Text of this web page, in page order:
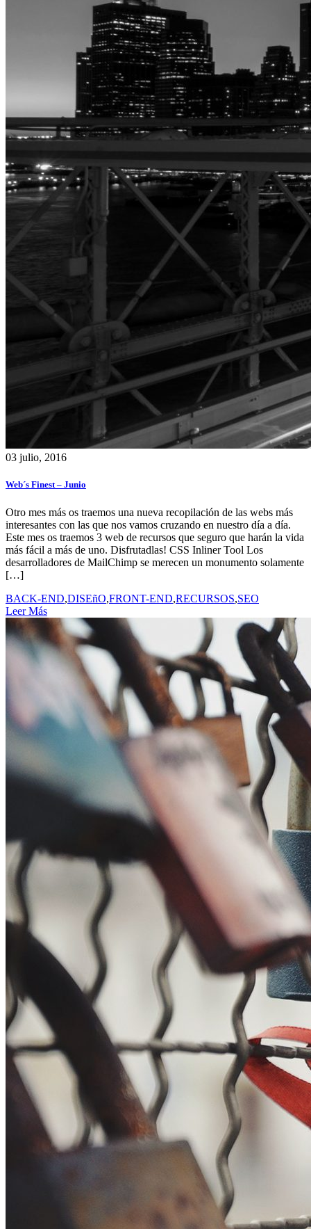
03 julio, 2016
Web´s Finest – Junio
Otro mes más os traemos una nueva recopilación de las webs más
interesantes con las que nos vamos cruzando en nuestro día a día.
Este mes os traemos 3 web de recursos que seguro que harán la vida
más fácil a más de uno. Disfrutadlas! CSS Inliner Tool Los
desarrolladores de MailChimp se merecen un monumento solamente
[…]
BACK-END,DISEñO,FRONT-END,RECURSOS,SEO
Leer Más